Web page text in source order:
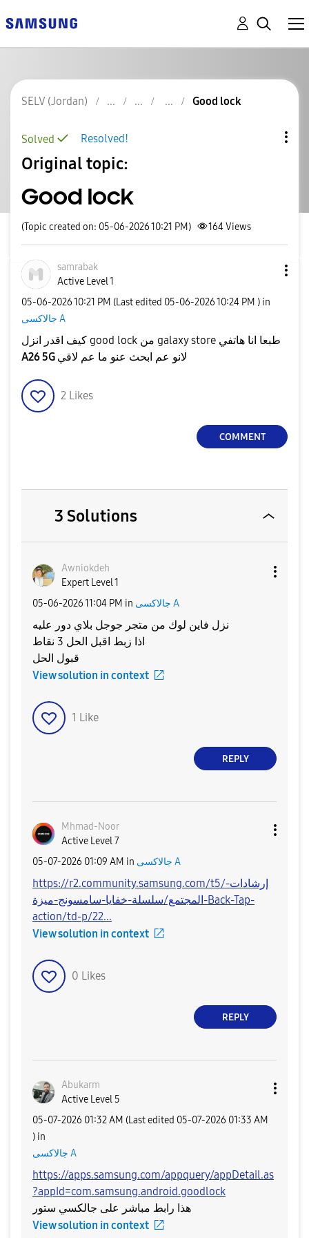
SELV (Jordan) Good lock
Resolved!
Solved
Original topic:
Good lock
(Topic created on: 05-06-2026 10:21 PM) 164Views
samrabak
Active Level 1
‎05-06-202610:21 PM (Last edited ‎05-06-202610:24 PM ) in
جالاكسى A
كيف اقدر انزل good lock من galaxy store طبعا انا هاتفي
A26 5G
2 Likes
COMMENT
3 Solutions
Awniokdeh
Expert Level 1
‎05-06-202611:04 PM in جالاكسى A
نزل فاين لوك من متجر جوجل بلاي دور عليه
اذا زبط اقبل الحل 3 نقاط
قبول الحل
View solution in context
1 Like
REPLY
Mhmad-Noor
Active Level 7
‎05-07-2026 01:09 AM in جالاكسى A
https://r2.community.samsung.com/t5/إرشادات-
المجتمع/سلسلة-خفايا-سامسونج-ميزة-Back-Tap-
action/td-p/22...
View solution in context
0 Likes
REPLY
Abukarm
Active Level 5
‎05-07-2026 01:32 AM (Last edited ‎05-07-2026 01:33 AM
) in
جالاكسى A
https://apps.samsung.com/appquery/appDetail.as
?appId=com.samsung.android.goodlock
هذا رابط مباشر على جالكسي ستور
View solution in context